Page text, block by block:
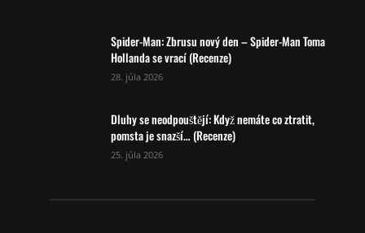
Spider-Man: Zbrusu nový den – Spider-Man Toma
Hollanda se vrací (Recenze)
28. júla 2026
Dluhy se neodpouštějí: Když nemáte co ztratit,
pomsta je snazší… (Recenze)
25. júla 2026